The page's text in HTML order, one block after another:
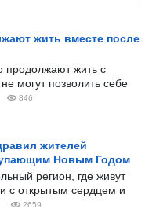
жить вместе после
продолжают жить с
могут позволить себе
846
жителей
Новым Годом
регион, где живут
с открытым сердцем и
2659